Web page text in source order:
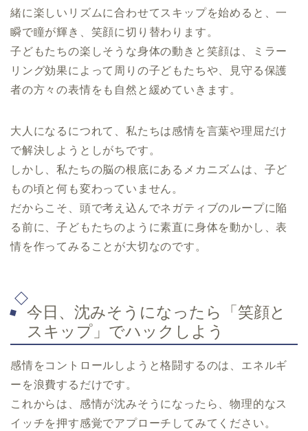
緒に楽しいリズムに合わせてスキップを始めると、一
瞬で瞳が輝き、笑顔に切り替わります。
子どもたちの楽しそうな身体の動きと笑顔は、ミラー
リング効果によって周りの子どもたちや、見守る保護
者の方々の表情をも自然と緩めていきます。
大人になるにつれて、私たちは感情を言葉や理屈だけ
で解決しようとしがちです。
しかし、私たちの脳の根底にあるメカニズムは、子ど
もの頃と何も変わっていません。
だからこそ、頭で考え込んでネガティブのループに陥
る前に、子どもたちのように素直に身体を動かし、表
情を作ってみることが大切なのです。
今日、沈みそうになったら「笑顔と
スキップ」でハックしよう
感情をコントロールしようと格闘するのは、エネルギ
ーを浪費するだけです。
これからは、感情が沈みそうになったら、物理的なス
イッチを押す感覚でアプローチしてみてください。